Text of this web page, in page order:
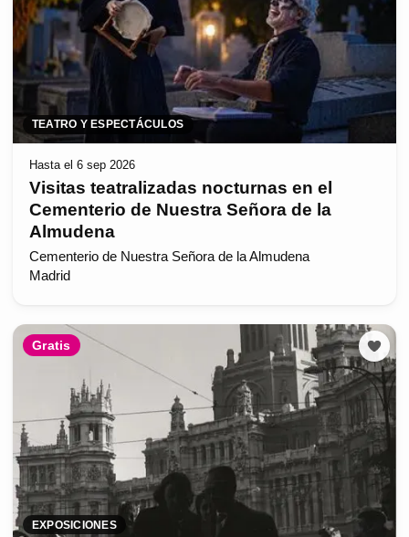
TEATRO Y ESPECTÁCULOS
Hasta el 6 sep 2026
Visitas teatralizadas nocturnas en el
Cementerio de Nuestra Señora de la
Almudena
Cementerio de Nuestra Señora de la Almudena
Madrid
Gratis
EXPOSICIONES